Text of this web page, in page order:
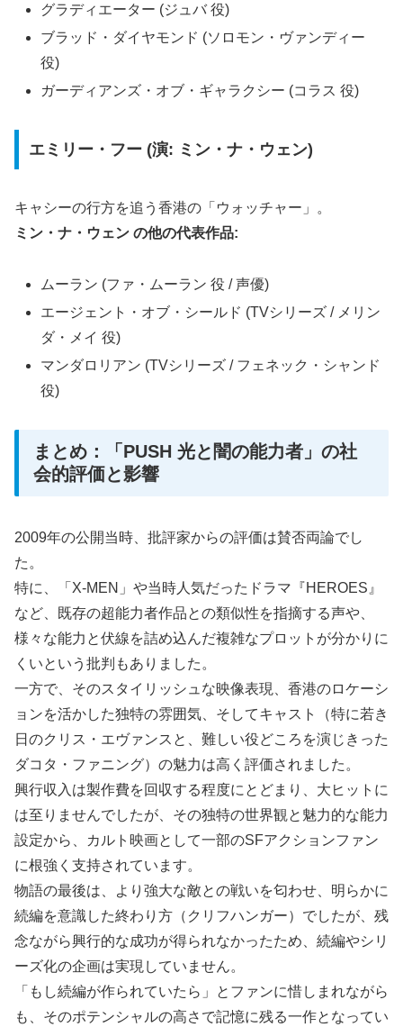
グラディエーター (ジュバ 役)
ブラッド・ダイヤモンド (ソロモン・ヴァンディー
役)
ガーディアンズ・オブ・ギャラクシー (コラス 役)
エミリー・フー (演: ミン・ナ・ウェン)
キャシーの行方を追う香港の「ウォッチャー」。
ミン・ナ・ウェン の他の代表作品:
ムーラン (ファ・ムーラン 役 / 声優)
エージェント・オブ・シールド (TVシリーズ / メリン
ダ・メイ 役)
マンダロリアン (TVシリーズ / フェネック・シャンド
役)
まとめ：「PUSH 光と闇の能力者」の社
会的評価と影響
2009年の公開当時、批評家からの評価は賛否両論でし
た。
特に、「X-MEN」や当時人気だったドラマ『HEROES』
など、既存の超能力者作品との類似性を指摘する声や、
様々な能力と伏線を詰め込んだ複雑なプロットが分かりに
くいという批判もありました。
一方で、そのスタイリッシュな映像表現、香港のロケーシ
ョンを活かした独特の雰囲気、そしてキャスト（特に若き
日のクリス・エヴァンスと、難しい役どころを演じきった
ダコタ・ファニング）の魅力は高く評価されました。
興行収入は製作費を回収する程度にとどまり、大ヒットに
は至りませんでしたが、その独特の世界観と魅力的な能力
設定から、カルト映画として一部のSFアクションファン
に根強く支持されています。
物語の最後は、より強大な敵との戦いを匂わせ、明らかに
続編を意識した終わり方（クリフハンガー）でしたが、残
念ながら興行的な成功が得られなかったため、続編やシリ
ーズ化の企画は実現していません。
「もし続編が作られていたら」とファンに惜しまれながら
も、そのポテンシャルの高さで記憶に残る一作となってい